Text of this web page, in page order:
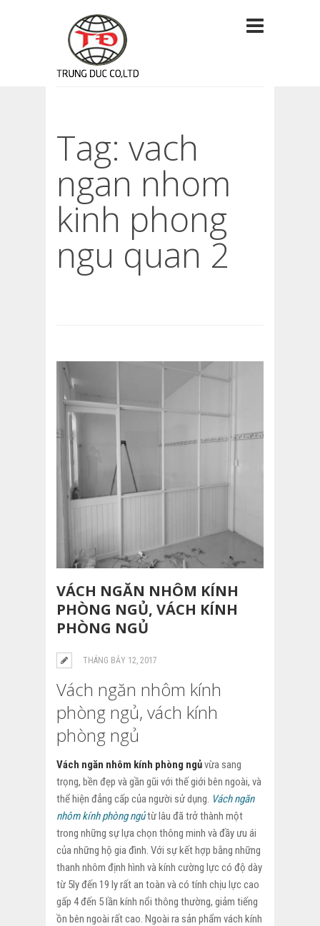
Tag: vach
ngan nhom
kinh phong
ngu quan 2
VÁCH NGĂN NHÔM KÍNH
PHÒNG NGỦ, VÁCH KÍNH
PHÒNG NGỦ
THÁNG BẢY 12, 2017
Vách ngăn nhôm kính
phòng ngủ, vách kính
phòng ngủ
Vách ngăn nhôm kính phòng ngủvừa sang
trọng, bền đẹp và gần gũi với thế giới bên ngoài, và
thể hiện đẳng cấp của người sử dụng. Vách ngăn
nhôm kính phòng ngủtừ lâu đã trở thành một
trong những sự lựa chọn thông minh và đầy ưu ái
của những hộ gia đình. Với sự kết hợp bằng những
thanh nhôm định hình và kính cường lực có độ dày
từ 5ly đến 19 ly rất an toàn và có tính chịu lực cao
gấp 4 đến 5 lần kính nổi thông thường, giảm tiếng
ồn bên ngoài rất cao. Ngoài ra sản phẩm vách kính